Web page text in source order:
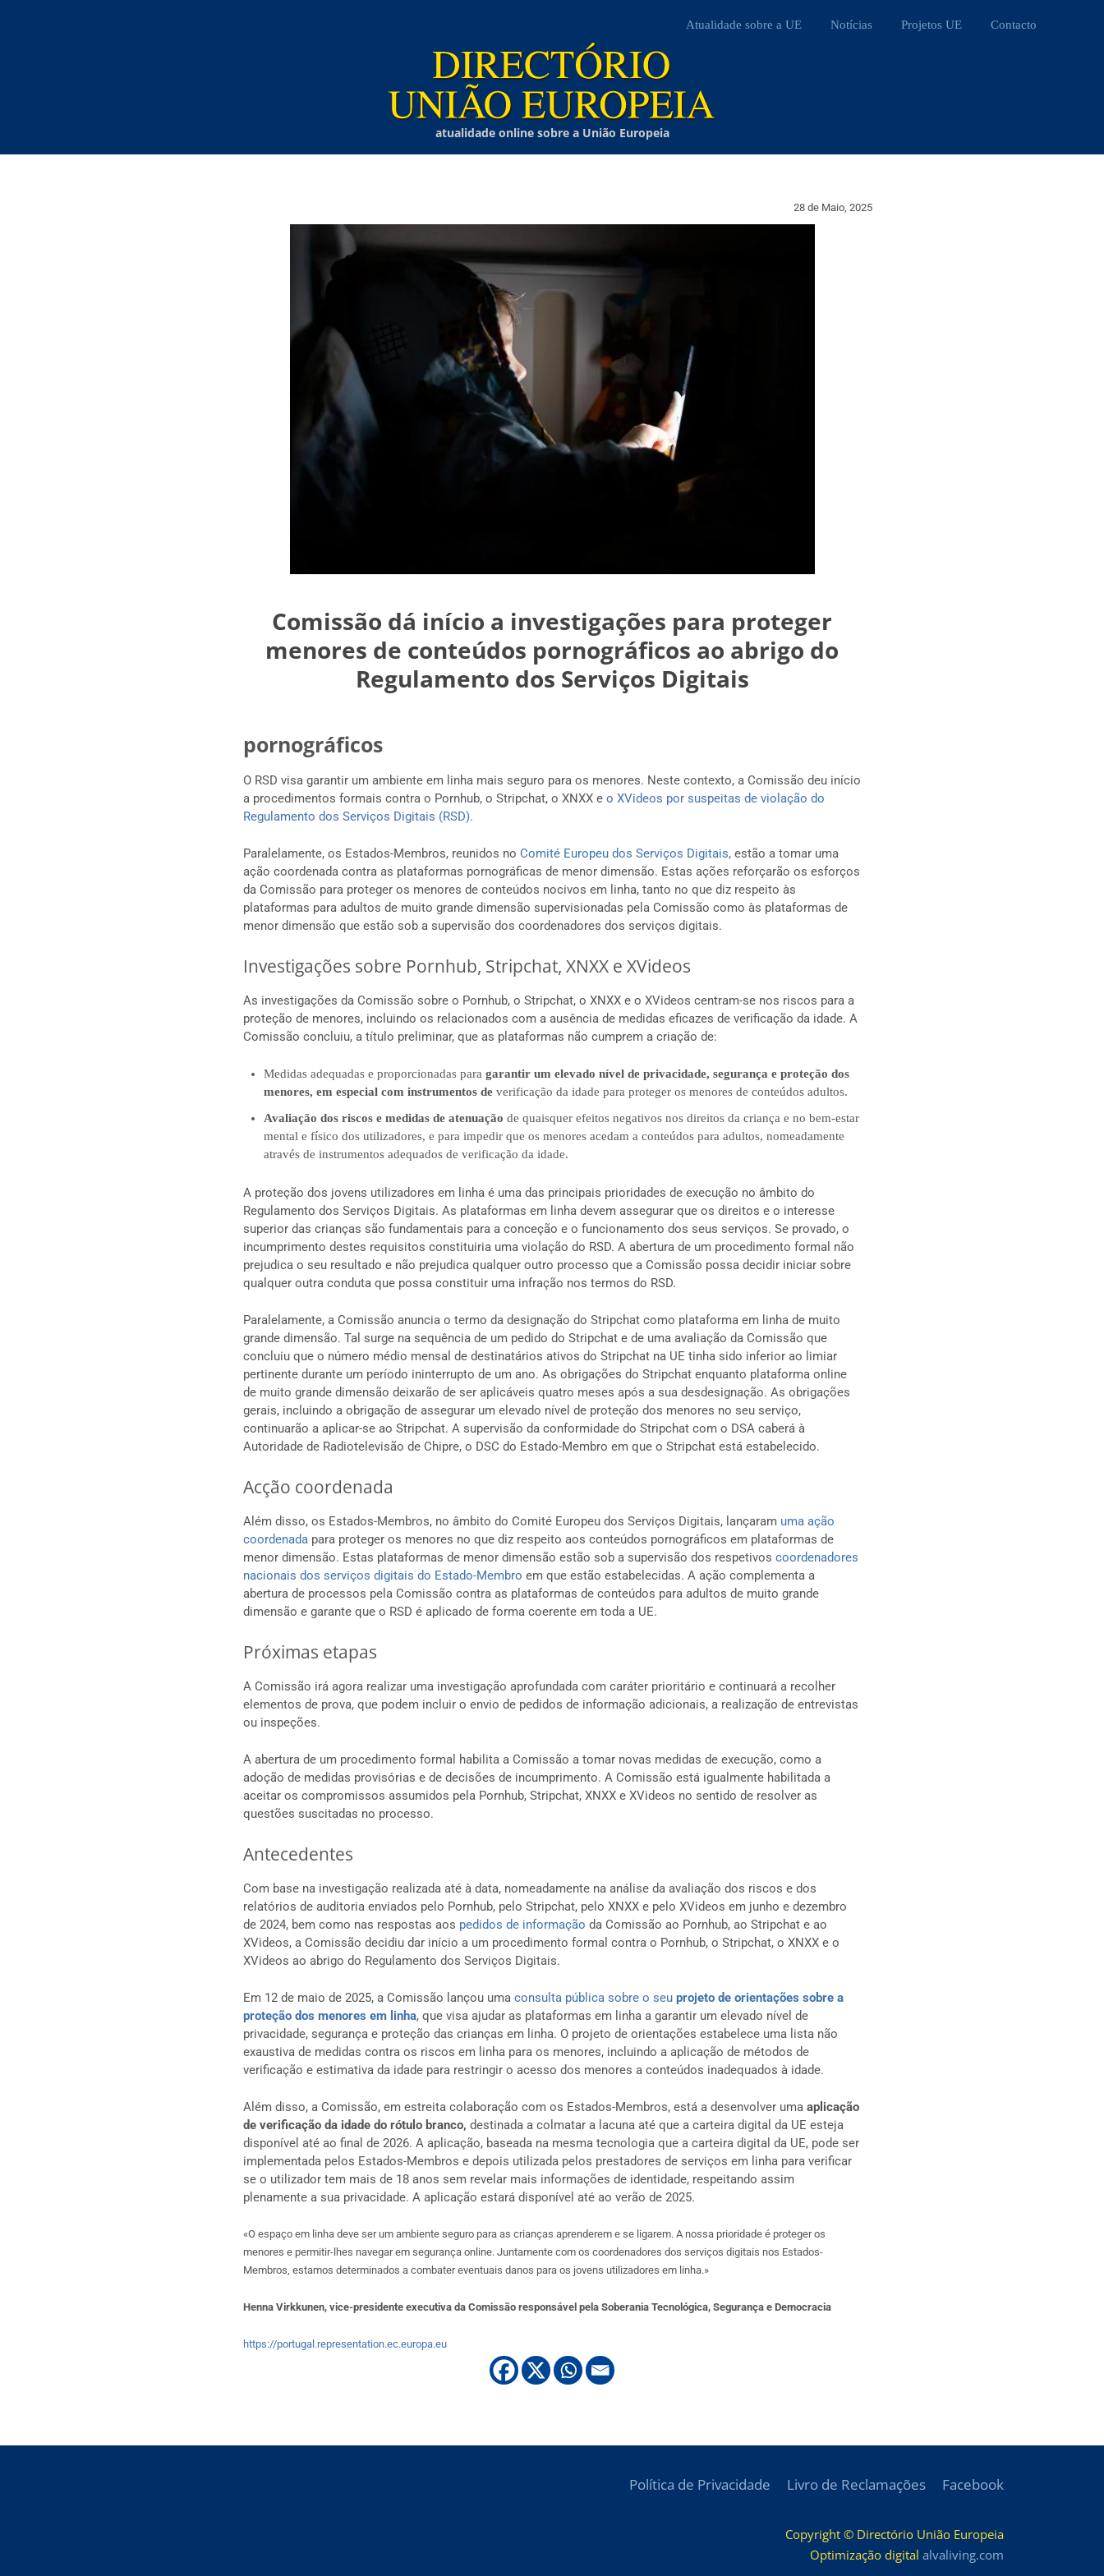
Atualidade sobre a UE Notícias Projetos UE Contacto
atualidade online sobre a União Europeia
28 de Maio, 2025
Comissão dá início a investigações para proteger
menores de conteúdos pornográficos ao abrigo do
Regulamento dos Serviços Digitais
pornográficos
O RSD visa garantir um ambiente em linha mais seguro para os menores. Neste contexto, a Comissão deu início
a procedimentos formais contra o Pornhub, o Stripchat, o XNXX e o XVideos por suspeitas de violação do
Regulamento dos Serviços Digitais (RSD).
Paralelamente, os Estados-Membros, reunidos no Comité Europeu dos Serviços Digitais,estão a tomar uma
ação coordenada contra as plataformas pornográficas de menor dimensão. Estas ações reforçarão os esforços
da Comissão para proteger os menores de conteúdos nocivos em linha, tanto no que diz respeito às
plataformas para adultos de muito grande dimensão supervisionadas pela Comissão como às plataformas de
menor dimensão que estão sob a supervisão dos coordenadores dos serviços digitais.
Investigações sobre Pornhub, Stripchat, XNXX e XVideos
As investigações da Comissão sobre o Pornhub, o Stripchat, o XNXX e o XVideos centram-se nos riscos para a
proteção de menores, incluindo os relacionados com a ausência de medidas eficazes de verificação da idade. A
Comissão concluiu, a título preliminar, que as plataformas não cumprem a criação de:
Medidas adequadas e proporcionadas para garantir um elevado nível de privacidade, segurança e proteção dos
menores, em especial com instrumentos deverificação da idade para proteger os menores de conteúdos adultos.
Avaliação dos riscos e medidas de atenuação de quaisquer efeitos negativos nos direitos da criança e no bem-estar
mental e físico dos utilizadores, e para impedir que os menores acedam a conteúdos para adultos, nomeadamente
através de instrumentos adequados de verificação da idade.
A proteção dos jovens utilizadores em linha é uma das principais prioridades de execução no âmbito do
Regulamento dos Serviços Digitais. As plataformas em linha devem assegurar que os direitos e o interesse
superior das crianças são fundamentais para a conceção e o funcionamento dos seus serviços. Se provado, o
incumprimento destes requisitos constituiria uma violação do RSD. A abertura de um procedimento formal não
prejudica o seu resultado e não prejudica qualquer outro processo que a Comissão possa decidir iniciar sobre
qualquer outra conduta que possa constituir uma infração nos termos do RSD.
Paralelamente, a Comissão anuncia o termo da designação do Stripchat como plataforma em linha de muito
grande dimensão. Tal surge na sequência de um pedido do Stripchat e de uma avaliação da Comissão que
concluiu que o número médio mensal de destinatários ativos do Stripchat na UE tinha sido inferior ao limiar
pertinente durante um período ininterrupto de um ano. As obrigações do Stripchat enquanto plataforma online
de muito grande dimensão deixarão de ser aplicáveis quatro meses após a sua desdesignação. As obrigações
gerais, incluindo a obrigação de assegurar um elevado nível de proteção dos menores no seu serviço,
continuarão a aplicar-se ao Stripchat. A supervisão da conformidade do Stripchat com o DSA caberá à
Autoridade de Radiotelevisão de Chipre, o DSC do Estado-Membro em que o Stripchat está estabelecido.
Acção coordenada
Além disso, os Estados-Membros, no âmbito do Comité Europeu dos Serviços Digitais, lançaram uma ação
coordenada para proteger os menores no que diz respeito aos conteúdos pornográficos em plataformas de
menor dimensão. Estas plataformas de menor dimensão estão sob a supervisão dos respetivos coordenadores
nacionais dos serviços digitais do Estado-Membro em que estão estabelecidas. A ação complementa a
abertura de processos pela Comissão contra as plataformas de conteúdos para adultos de muito grande
dimensão e garante que o RSD é aplicado de forma coerente em toda a UE.
Próximas etapas
A Comissão irá agora realizar uma investigação aprofundada com caráter prioritário e continuará a recolher
elementos de prova, que podem incluir o envio de pedidos de informação adicionais, a realização de entrevistas
ou inspeções.
A abertura de um procedimento formal habilita a Comissão a tomar novas medidas de execução, como a
adoção de medidas provisórias e de decisões de incumprimento. A Comissão está igualmente habilitada a
aceitar os compromissos assumidos pela Pornhub, Stripchat, XNXX e XVideos no sentido de resolver as
questões suscitadas no processo.
Antecedentes
Com base na investigação realizada até à data, nomeadamente na análise da avaliação dos riscos e dos
relatórios de auditoria enviados pelo Pornhub, pelo Stripchat, pelo XNXX e pelo XVideos em junho e dezembro
de 2024, bem como nas respostas aos pedidos de informação da Comissão ao Pornhub, ao Stripchat e ao
XVideos, a Comissão decidiu dar início a um procedimento formal contra o Pornhub, o Stripchat, o XNXX e o
XVideos ao abrigo do Regulamento dos Serviços Digitais.
Em 12 de maio de 2025, a Comissão lançou uma consulta pública sobre o seu projeto de orientações sobre a
proteção dos menores em linha, que visa ajudar as plataformas em linha a garantir um elevado nível de
privacidade, segurança e proteção das crianças em linha. O projeto de orientações estabelece uma lista não
exaustiva de medidas contra os riscos em linha para os menores, incluindo a aplicação de métodos de
verificação e estimativa da idade para restringir o acesso dos menores a conteúdos inadequados à idade.
Além disso, a Comissão, em estreita colaboração com os Estados-Membros, está a desenvolver uma aplicação
de verificação da idade do rótulo branco, destinada a colmatar a lacuna até que a carteira digital da UE esteja
disponível até ao final de 2026. A aplicação, baseada na mesma tecnologia que a carteira digital da UE, pode ser
implementada pelos Estados-Membros e depois utilizada pelos prestadores de serviços em linha para verificar
se o utilizador tem mais de 18 anos sem revelar mais informações de identidade, respeitando assim
plenamente a sua privacidade. A aplicação estará disponível até ao verão de 2025.
«O espaço em linha deve ser um ambiente seguro para as crianças aprenderem e se ligarem. A nossa prioridade é proteger os
menores e permitir-lhes navegar em segurança online. Juntamente com os coordenadores dos serviços digitais nos Estados-
Membros, estamos determinados a combater eventuais danos para os jovens utilizadores em linha.»
Henna Virkkunen, vice-presidente executiva da Comissão responsável pela Soberania Tecnológica, Segurança e Democracia
https://portugal.representation.ec.europa.eu
Política de Privacidade Livro de Reclamações Facebook
Copyright © Directório União Europeia
Optimização digital alvaliving.com